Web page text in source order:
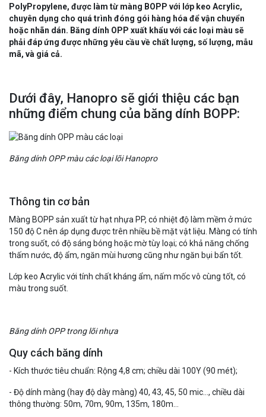
PolyPropylene, được làm từ màng BOPP với lớp keo Acrylic,
chuyên dụng cho quá trình đóng gói hàng hóa để vận chuyển
hoặc nhãn dán. Băng dính OPP xuất khẩu với các loại màu sẽ
phải đáp ứng được những yêu cầu về chất lượng, số lượng, mẫu
mã, và giá cả.
Dưới đây, Hanopro sẽ giới thiệu các bạn
những điểm chung của băng dính BOPP:
Băng dính OPP màu các loại lõi Hanopro
Thông tin cơ bản
Màng BOPP sản xuất từ hạt nhựa PP, có nhiệt độ làm mềm ở mức
150 độ C nên áp dụng được trên nhiều bề mặt vật liệu. Màng có tính
trong suốt, có độ sáng bóng hoặc mờ tùy loại; có khả năng chống
thấm nước, độ ẩm, ngăn mùi hương cũng như ngăn bụi bẩn tốt.
Lớp keo Acrylic với tính chất kháng ẩm, nấm mốc vô cùng tốt, có
màu trong suốt.
Băng dính OPP trong lõi nhựa
Quy cách băng dính
- Kích thước tiêu chuẩn: Rộng 4,8 cm; chiều dài 100Y (90 mét);
- Độ dính màng (hay độ dày màng) 40, 43, 45, 50 mic…, chiều dài
thông thường: 50m, 70m, 90m, 135m, 180m…